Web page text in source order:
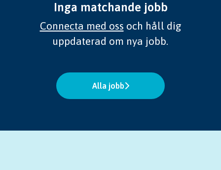
Inga matchande jobb
Connecta med oss och håll dig
uppdaterad om nya jobb.
Alla jobb